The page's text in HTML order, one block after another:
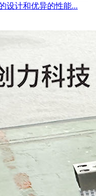
设计和优异的性能...